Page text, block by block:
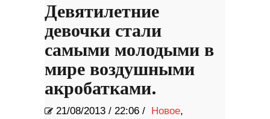
Девятилетние
девочки стали
самыми молодыми в
мире воздушными
акробатками.
21/08/2013 / 22:06 / Новое,